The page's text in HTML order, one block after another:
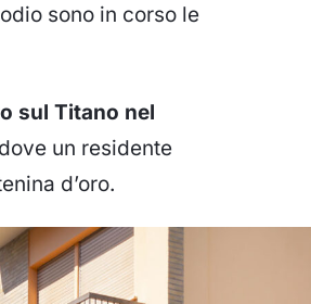
sono in corso le
sul Titano nel
un residente
d’oro.